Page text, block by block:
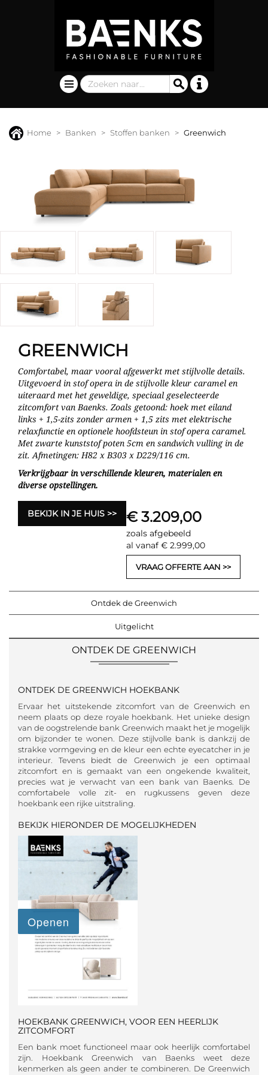
Home Banken Stoffen banken Greenwich
GREENWICH
Comfortabel, maar vooral afgewerkt met stijlvolle details.
Uitgevoerd in stof opera in de stijlvolle kleur caramel en
uiteraard met het geweldige, speciaal geselecteerde
zitcomfort van Baenks. Zoals getoond: hoek met eiland
links + 1,5-zits zonder armen + 1,5 zits met elektrische
relaxfunctie en optionele hoofdsteun in stof opera caramel.
Met zwarte kunststof poten 5cm en sandwich vulling in de
zit. Afmetingen: H82 x B303 x D229/116 cm.
Verkrijgbaar in verschillende kleuren, materialen en
diverse opstellingen.
BEKIJK IN JE HUIS € 3.209,00
zoals afgebeeld
al vanaf € 2.999,00
VRAAG OFFERTE AAN
Ontdek de Greenwich
Uitgelicht
ONTDEK DE GREENWICH
ONTDEK DE GREENWICH HOEKBANK
Ervaar het uitstekende zitcomfort van de Greenwich en
neem plaats op deze royale hoekbank. Het unieke design
van de oogstrelende bank Greenwich maakt het je mogelijk
om bijzonder te wonen. Deze stijlvolle bank is dankzij de
strakke vormgeving en de kleur een echte eyecatcher in je
interieur. Tevens biedt de Greenwich je een optimaal
zitcomfort en is gemaakt van een ongekende kwaliteit,
precies wat je verwacht van een bank van Baenks. De
comfortabele volle zit- en rugkussens geven deze
hoekbank een rijke uitstraling.
BEKIJK HIERONDER DE MOGELIJKHEDEN
HOEKBANK GREENWICH, VOOR EEN HEERLIJK
ZITCOMFORT
Een bank moet functioneel maar ook heerlijk comfortabel
zijn. Hoekbank Greenwich van Baenks weet deze
kenmerken als geen ander te combineren. De Greenwich